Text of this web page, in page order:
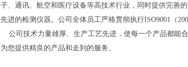
子、通讯、航空和医疗设备等高技术行业，同时提供完善
先进的检测仪器。公司全体员工严格贯彻执行ISO9001（
公司技术力量雄厚、生产工艺先进，使每一个产品都能
为您提供精良的产品和走到的服务。